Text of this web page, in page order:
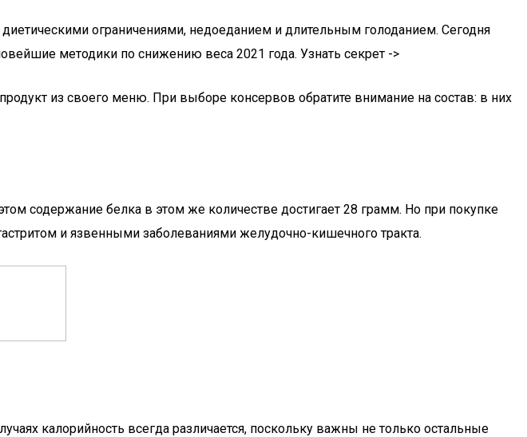
ограничениями, недоеданием и длительным голоданием. Сегодня
методики по снижению веса 2021 года. Узнать секрет ->
из своего меню. При выборе консервов обратите внимание на состав: в них
содержание белка в этом же количестве достигает 28 грамм. Но при покупке
и язвенными заболеваниями желудочно-кишечного тракта.
калорийность всегда различается, поскольку важны не только остальные